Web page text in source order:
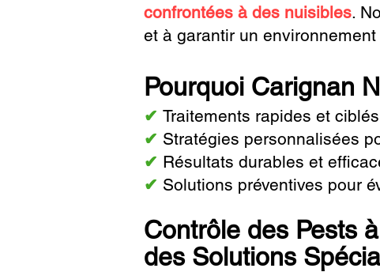
confrontées à des nuisibles.
et à garantir un
Pourquoi Carignan
✔ Traitements rapides et
✔ Stratégies personnalisées
✔ Résultats durables et
✔ Solutions préventives pour
Contrôle des Pests
des Solutions